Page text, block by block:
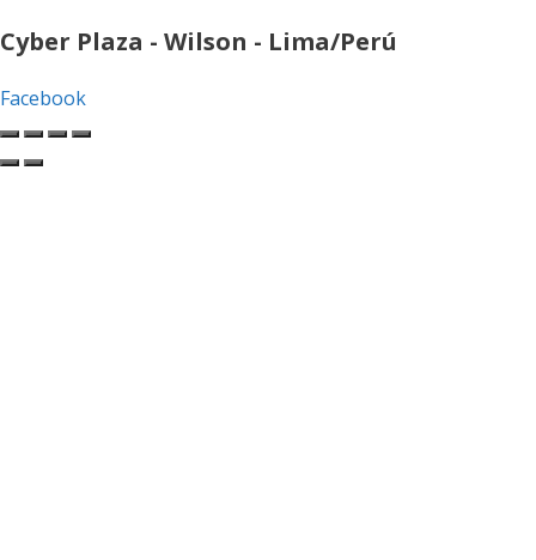
Cyber Plaza - Wilson - Lima/Perú
Facebook